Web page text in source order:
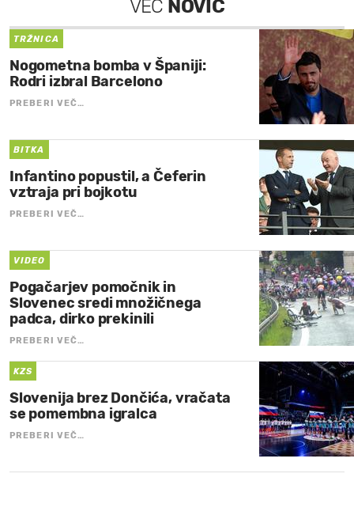
VEČ NOVIC
TRŽNICA
Nogometna bomba v Španiji:
Rodri izbral Barcelono
PREBERI VEČ…
BITKA
Infantino popustil, a Čeferin
vztraja pri bojkotu
PREBERI VEČ…
VIDEO
Pogačarjev pomočnik in
Slovenec sredi množičnega
padca, dirko prekinili
PREBERI VEČ…
KZS
Slovenija brez Dončića, vračata
se pomembna igralca
PREBERI VEČ…